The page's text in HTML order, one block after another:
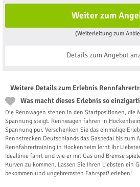
Weiter zum
(Weiterleitung zum
Details zum Angebot
Weitere Details zum Erlebnis
Was macht dieses Erlebnis so
Die Rennwagen stehen in den Startpositionen, die
Spannung steigt. Rennwagen fahren in
Spannung pur. Verschenken Sie das einmalige
Rennstrecken Deutschlands das Gaspedal bis zum
Rennfahrertraining in Hockenheim lernt Ihr
Ideallinie fährt und wie er mit Gas und Bremse
Kurven zu kommen. Lassen Sie Ihren Liebsten ein
bekommen und ungebremsten Fahrspaß erleben!